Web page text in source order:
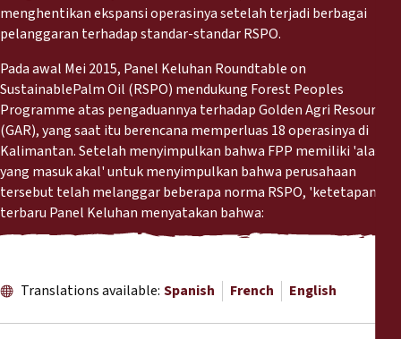
Who we are
Press Room
Support Us
Publications & Resources
Back
Publications & Resources
News
Reports
Press Releases
Briefing Papers
menghentikan ekspansi operasinya setelah terjadi berbagai
pelanggaran terhadap standar-standar RSPO.
Pada awal Mei 2015, Panel Keluhan Roundtable on
SustainablePalm Oil (RSPO) mendukung Forest Peoples
Programme atas pengaduannya terhadap Golden Agri Resources
(GAR), yang saat itu berencana memperluas 18 operasinya di
Kalimantan. Setelah menyimpulkan bahwa FPP memiliki 'alasan
yang masuk akal' untuk menyimpulkan bahwa perusahaan
tersebut telah melanggar beberapa norma RSPO, 'ketetapan'
terbaru Panel Keluhan menyatakan bahwa:
Translations available: Spanish French English